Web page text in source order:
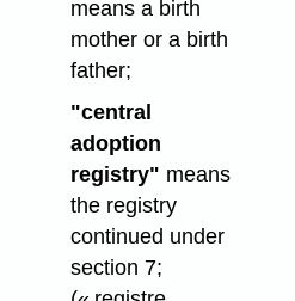
means a birth
mother or a birth
father;
"central
adoption
registry" means
the registry
continued under
section 7;